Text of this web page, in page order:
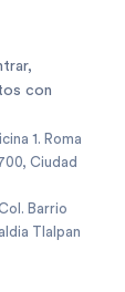
con
1. Roma
Ciudad
Barrio
Tlalpan